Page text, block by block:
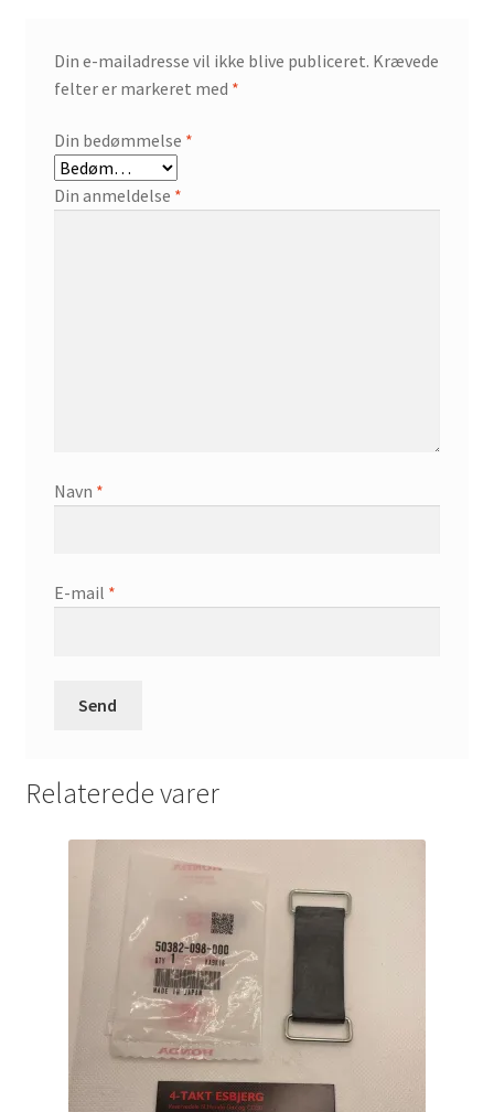
Din e-mailadresse vil ikke blive publiceret. Krævede
felter er markeret med *
Din bedømmelse *
Din anmeldelse *
Navn *
E-mail *
Relaterede varer